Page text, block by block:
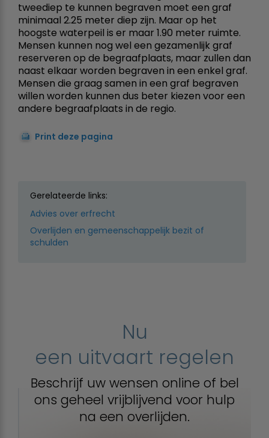
tweediep te kunnen begraven moet een graf
minimaal 2.25 meter diep zijn. Maar op het
hoogste waterpeil is er maar 1.90 meter ruimte.
Mensen kunnen nog wel een gezamenlijk graf
reserveren op de begraafplaats, maar zullen dan
naast elkaar worden begraven in een enkel graf.
Mensen die graag samen in een graf begraven
willen worden kunnen dus beter kiezen voor een
andere begraafplaats in de regio.
Print deze pagina
Gerelateerde links:
Advies over erfrecht
Overlijden en gemeenschappelijk bezit of
schulden
Nu
een uitvaart regelen
Beschrijf uw wensen online of bel
ons geheel vrijblijvend voor hulp
na een overlijden.